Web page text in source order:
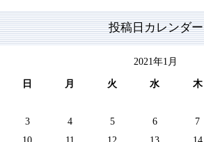
投稿日カレンダー
2021年1月
日 月 火 水 木
3
4 5 6 7